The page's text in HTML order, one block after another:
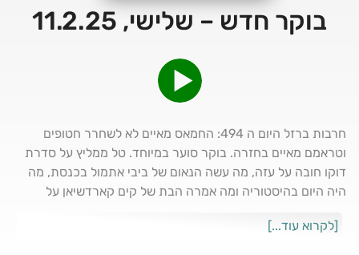
בוקר חדש – שלישי, 11.2.25
חרבות ברזל היום ה 494: החמאס מאיים לא לשחרר חטופים
וטראמם מאיים בחזרה. בוקר סוער במיוחד. טל ממליץ על סדרת
דוקו חובה על עזה, מה עשה הנאום של ביבי אתמול בכנסת, מה
היה היום בהיסטוריה ומה אמרה הבת של קים קארדשיאן על
[לקרוא עוד...]